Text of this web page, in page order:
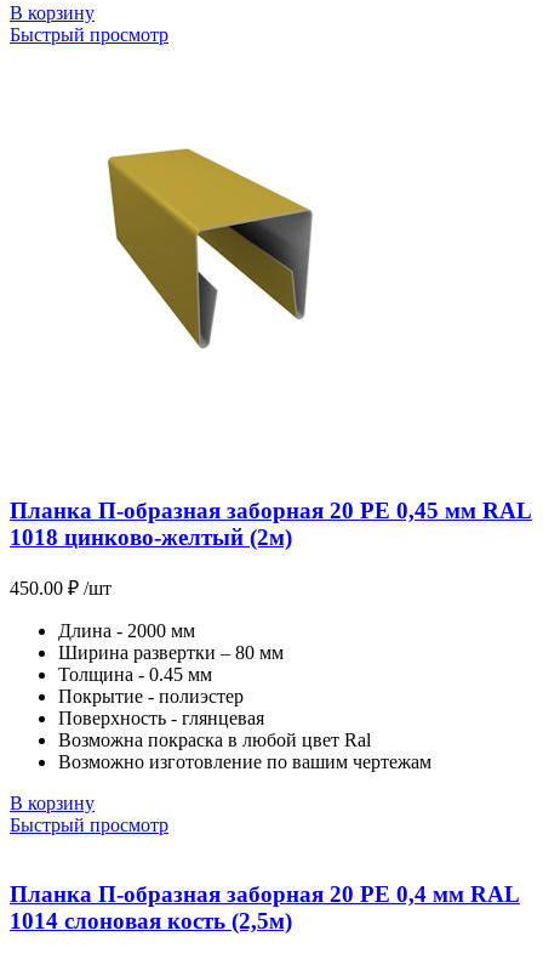
В корзину
Быстрый просмотр
Планка П-образная заборная 20 PE 0,45 мм RAL
1018 цинково-желтый (2м)
450.00 ₽ /шт
Длина - 2000 мм
Ширина развертки – 80 мм
Толщина - 0.45 мм
Покрытие - полиэстер
Поверхность - глянцевая
Возможна покраска в любой цвет Ral
Возможно изготовление по вашим чертежам
В корзину
Быстрый просмотр
Планка П-образная заборная 20 PE 0,4 мм RAL
1014 слоновая кость (2,5м)